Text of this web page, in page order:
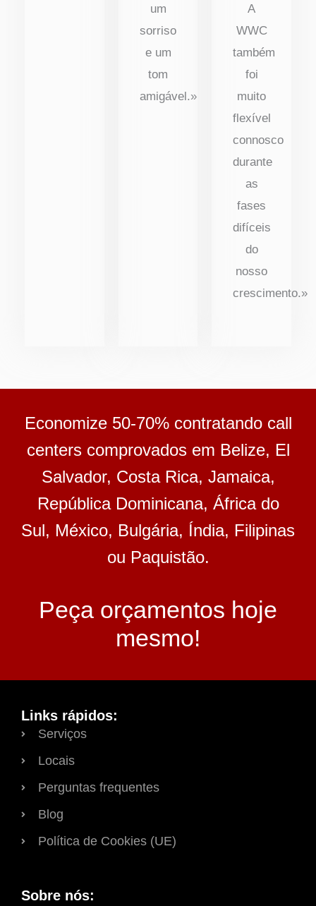
um
sorriso
e um
tom
amigável.»
A
WWC
também
foi
muito
flexível
connosco
durante
as
fases
difíceis
do
nosso
crescimento.»
Economize 50-70% contratando call
centers comprovados em Belize, El
Salvador, Costa Rica, Jamaica,
República Dominicana, África do
Sul, México, Bulgária, Índia, Filipinas
ou Paquistão.
Peça orçamentos hoje
mesmo!
Links rápidos:
Serviços
Locais
Perguntas frequentes
Blog
Política de Cookies (UE)
Sobre nós: